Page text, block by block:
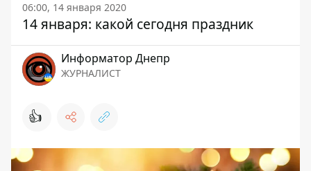
06:00, 14 января 2020
14 января: какой сегодня праздник
Информатор Днепр
ЖУРНАЛИСТ
👍